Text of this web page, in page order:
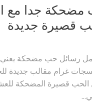
مضحكة جدا مع
قصيرة جديدة
رسائل حب مضحكة يعني
غرام مقالب جديدة
الحب قصيرة المضحكة